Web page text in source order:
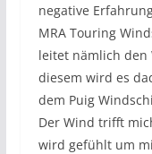
negative
MRA Touring
leitet nämlich den
diesem wird es
dem Puig
Der Wind trifft
wird gefühlt um